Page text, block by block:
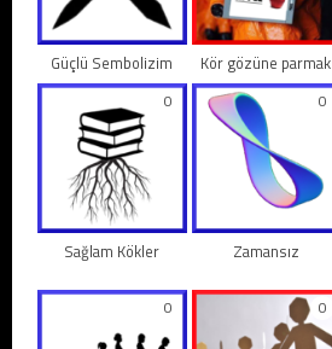
Güçlü Sembolizim Kör gözüne parmak
0
Sağlam Kökler
0
Zamansız
0 0